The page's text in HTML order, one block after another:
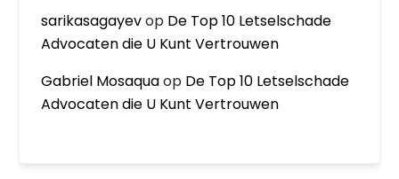
sarikasagayevop De Top 10 Letselschade
Advocaten die U Kunt Vertrouwen
Gabriel Mosaquaop De Top 10 Letselschade
Advocaten die U Kunt Vertrouwen